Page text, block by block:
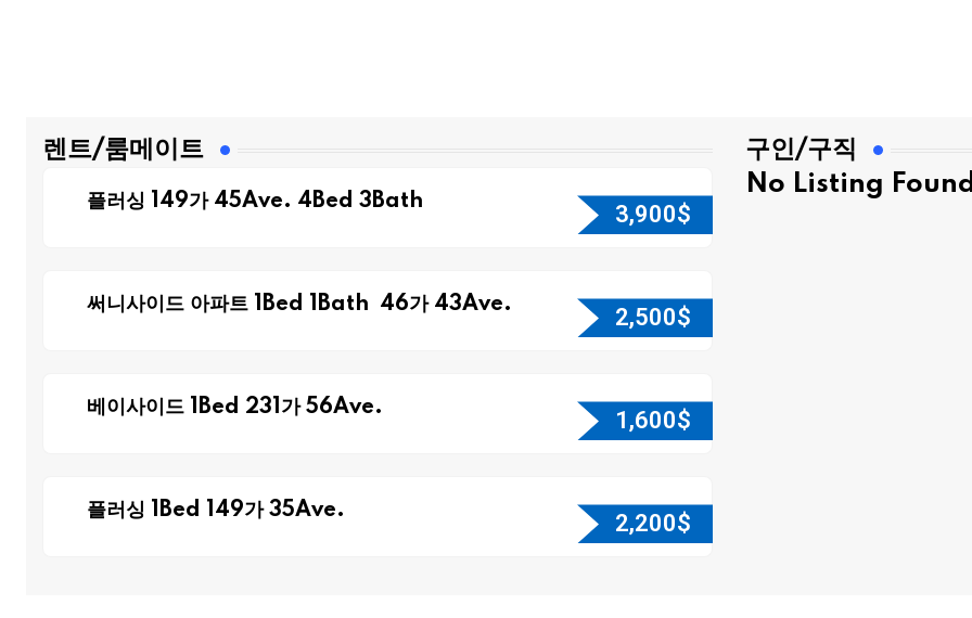
렌트/룸메이트
플러싱 149가 45Ave. 4Bed 3Bath 3,900$
써니사이드 아파트 1Bed 1Bath 46가 43Ave. 2,500$
베이사이드 1Bed 231가 56Ave. 1,600$
플러싱 1Bed 149가 35Ave. 2,200$
구인/구직
No Listing